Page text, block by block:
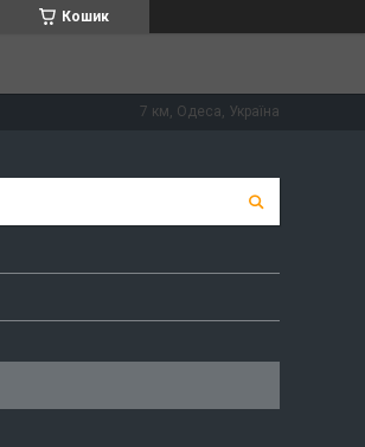
Кошик
7 км, Одеса, Україна